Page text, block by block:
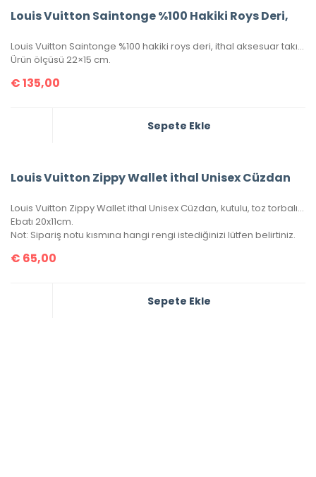
Louis Vuitton Saintonge %100 Hakiki Roys Deri,
Louis Vuitton Saintonge %100 hakiki roys deri, ithal aksesuar takımı, ithal kumaş, simetrik kesim, seri numaralı, kutulu, toz torbalı ve sertifikalı olarak gönderilecektir.
Ürün ölçüsü 22×15 cm.
€135,00
Sepete Ekle
Louis Vuitton Zippy Wallet ithal Unisex Cüzdan
Louis Vuitton Zippy Wallet ithal Unisex Cüzdan, kutulu, toz torbalı, sertifikalı.
Ebatı 20x11cm.
Not: Sipariş notu kısmına hangi rengi istediğinizi lütfen belirtiniz.
€ 65,00
Sepete Ekle